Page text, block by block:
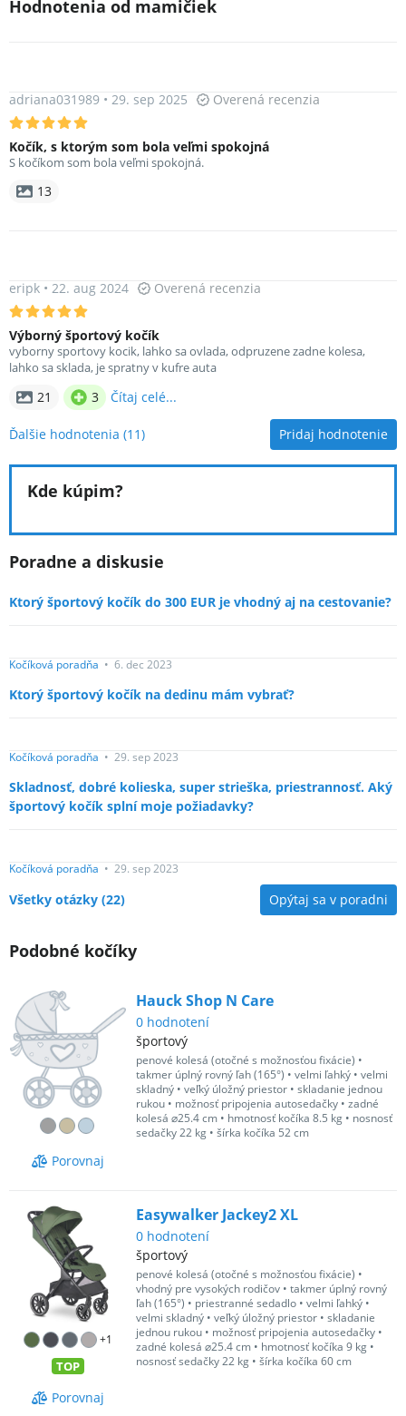
Hodnotenia od mamičiek
adriana031989 • 29. sep 2025 Overená recenzia
Kočík, s ktorým som bola veľmi spokojná
S kočíkom som bola veľmi spokojná.
13
eripk • 22. aug 2024 Overená recenzia
Výborný športový kočík
vyborny sportovy kocik, lahko sa ovlada, odpruzene zadne kolesa,
lahko sa sklada, je spratny v kufre auta
21 3 Čítaj celé...
Ďalšie hodnotenia (11) Pridaj hodnotenie
Kde kúpim?
Poradne a diskusie
Ktorý športový kočík do 300 EUR je vhodný aj na cestovanie?
Kočíková poradňa • 6. dec 2023
Ktorý športový kočík na dedinu mám vybrať?
Kočíková poradňa • 29. sep 2023
Skladnosť, dobré kolieska, super strieška, priestrannosť. Aký
športový kočík splní moje požiadavky?
Kočíková poradňa • 29. sep 2023
Všetky otázky (22) Opýtaj sa v poradni
Podobné kočíky
Porovnaj
Hauck Shop N Care
0 hodnotení
športový
penové kolesá (otočné s možnosťou fixácie) •
takmer úplný rovný ľah (165°) • velmi ľahký • velmi
skladný • veľký úložný priestor • skladanie jednou
rukou • možnosť pripojenia autosedačky • zadné
kolesá ⌀25.4 cm • hmotnosť kočíka 8.5 kg • nosnosť
sedačky 22 kg • šírka kočíka 52 cm
+1
TOP
Porovnaj
Easywalker Jackey2 XL
0 hodnotení
športový
penové kolesá (otočné s možnosťou fixácie) •
vhodný pre vysokých rodičov • takmer úplný rovný
ľah (165°) • priestranné sedadlo • velmi ľahký •
velmi skladný • veľký úložný priestor • skladanie
jednou rukou • možnosť pripojenia autosedačky •
zadné kolesá ⌀25.4 cm • hmotnosť kočíka 9 kg •
nosnosť sedačky 22 kg • šírka kočíka 60 cm